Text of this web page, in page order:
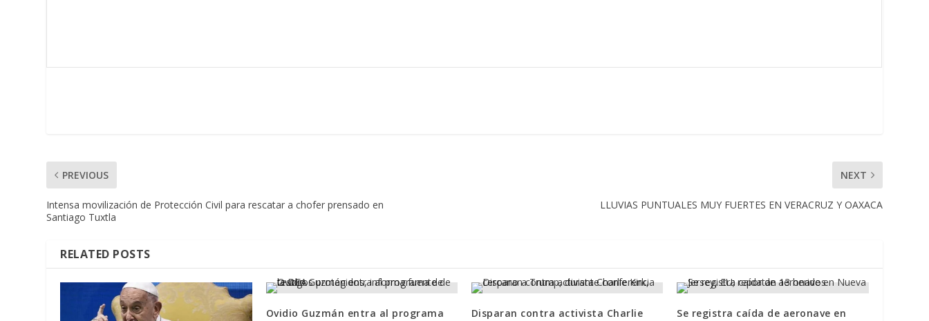
PREVIOUS
Intensa movilización de Protección Civil para rescatar a chofer prensado en
Santiago Tuxtla
NEXT
LLUVIAS PUNTUALES MUY FUERTES EN VERACRUZ Y OAXACA
RELATED POSTS
Ovidio Guzmán entra al programa
Disparan contra activista Charlie
Se registra caída de aeronave en